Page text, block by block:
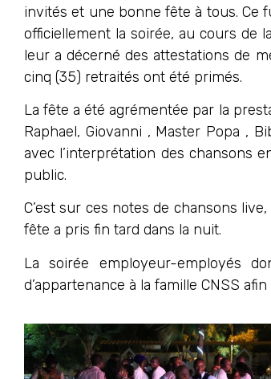
invités et une bonne fête à tous. Ce
officiellement la soirée, au cours de
leur a décerné des attestations de
cinq (35) retraités ont été primés.
La fête a été agrémentée par la
Raphael, Giovanni , Master Popa ,
avec l’interprétation des chansons
public.
C’est sur ces notes de chansons
fête a pris fin tard dans la nuit.
La soirée employeur-employés
d’appartenance à la famille CNSS